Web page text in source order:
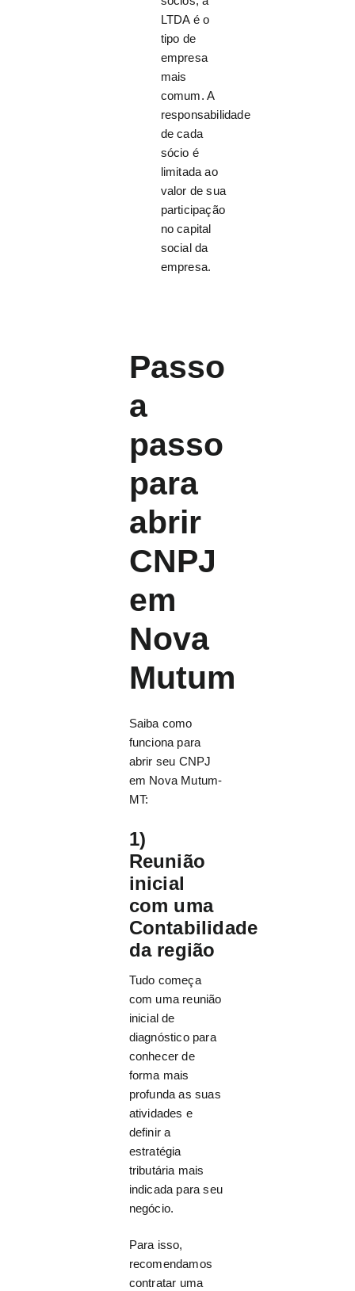
LTDA é o
tipo de
empresa
mais
comum. A
responsabilidade
de cada
sócio é
limitada ao
valor de sua
participação
no capital
social da
empresa.
Passo
a
passo
para
abrir
CNPJ
em
Nova
Mutum
Saiba como
funciona para
abrir seu CNPJ
em Nova Mutum-
MT:
1)
Reunião
inicial
com uma
Contabilidade
da região
Tudo começa
com uma reunião
inicial de
diagnóstico para
conhecer de
forma mais
profunda as suas
atividades e
definir a
estratégia
tributária mais
indicada para seu
negócio.
Para isso,
recomendamos
contratar uma